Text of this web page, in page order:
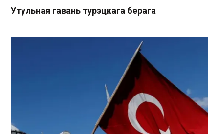
Утульная гавань турэцкага берага